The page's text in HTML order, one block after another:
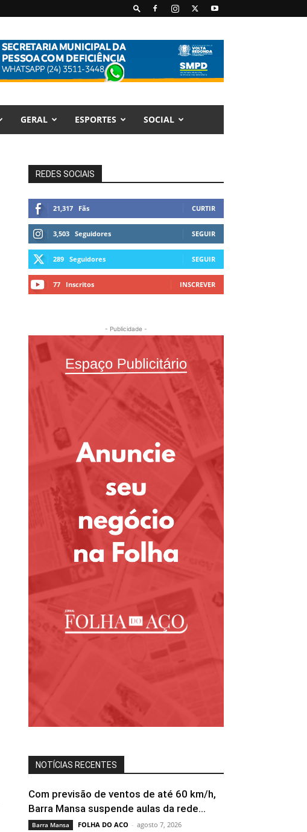
GERAL ESPORTES SOCIAL
REDES SOCIAIS
21,317 Fãs CURTIR
3,503 Seguidores SEGUIR
289 Seguidores SEGUIR
77 Inscritos INSCREVER
- Publicidade -
NOTÍCIAS RECENTES
Com previsão de ventos de até 60 km/h,
Barra Mansa suspende aulas da rede...
Barra Mansa FOLHA DO ACO - agosto 7, 2026